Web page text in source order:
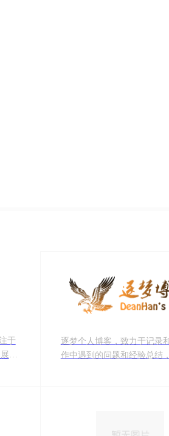
于
示
逐梦个人博客，致力于记录
作中遇到的问题和经验总结